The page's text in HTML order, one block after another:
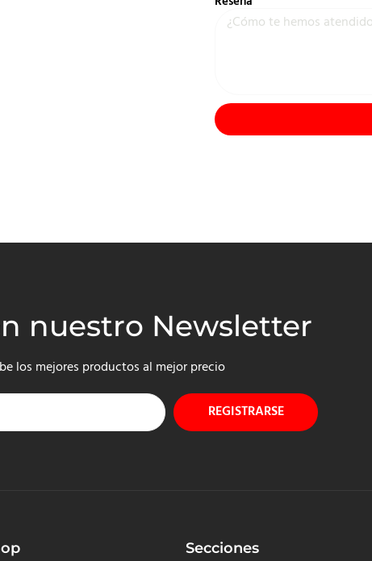
nuestro Newsletter
los mejores productos al mejor precio
REGISTRARSE
Secciones